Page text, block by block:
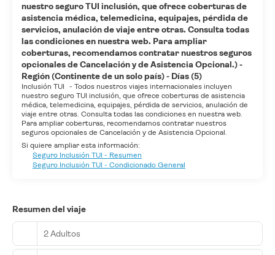
nuestro seguro TUI inclusión, que ofrece coberturas de
asistencia médica, telemedicina, equipajes, pérdida de
servicios, anulación de viaje entre otras. Consulta todas
las condiciones en nuestra web. Para ampliar
coberturas, recomendamos contratar nuestros seguros
opcionales de Cancelación y de Asistencia Opcional.) -
Región (Continente de un solo país) - Días (5)
Inclusión TUI - Todos nuestros viajes internacionales incluyen
nuestro seguro TUI inclusión, que ofrece coberturas de asistencia
médica, telemedicina, equipajes, pérdida de servicios, anulación de
viaje entre otras. Consulta todas las condiciones en nuestra web.
Para ampliar coberturas, recomendamos contratar nuestros
seguros opcionales de Cancelación y de Asistencia Opcional.
Si quiere ampliar esta información:
Seguro Inclusión TUI - Resumen
Seguro Inclusión TUI - Condicionado General
Resumen del viaje
2 Adultos